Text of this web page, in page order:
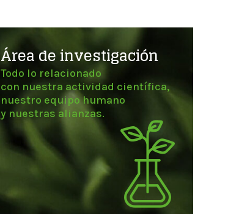
Área de investigación
Todo lo relacionado
con nuestra actividad científica,
nuestro equipo humano
y nuestras alianzas.